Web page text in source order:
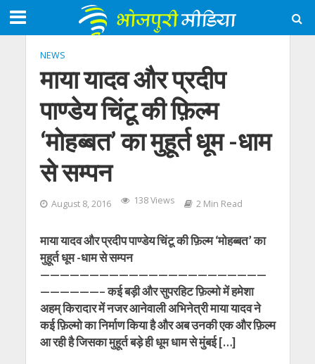
NEWS
माया यादव और प्रदीप
पाण्डेय चिंटू की फ़िल्म
‘मोहब्बत’ का मुहूर्त धूम -धाम
से सम्पन
August 8, 2016 138 Views 2 Min Read
माया यादव और प्रदीप पाण्डेय चिंटू की फ़िल्म ‘मोहब्बत’ का
मुहूर्त धूम -धाम से सम्पन
———————————————————————
——————– कई बड़ी और सुपरहिट फ़िल्मो में हमेशा
अहम् किरादार में नजर आनेवाली अभिनेत्री माया यादव ने
कई फ़िल्मो का निर्माण किया है और अब उनकी एक और फ़िल्म
आ रही है जिसका मुहूर्त बड़े ही धूम धाम से मुंबई […]